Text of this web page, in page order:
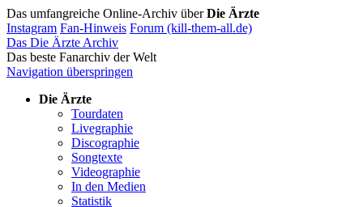
Das umfangreiche Online-Archiv überDie Ärzte
Instagram Fan-Hinweis Forum (kill-them-all.de)
Das Die Ärzte Archiv
Das beste Fanarchiv der Welt
Navigation überspringen
Die Ärzte
Tourdaten
Livegraphie
Discographie
Songtexte
Videographie
In den Medien
Statistik